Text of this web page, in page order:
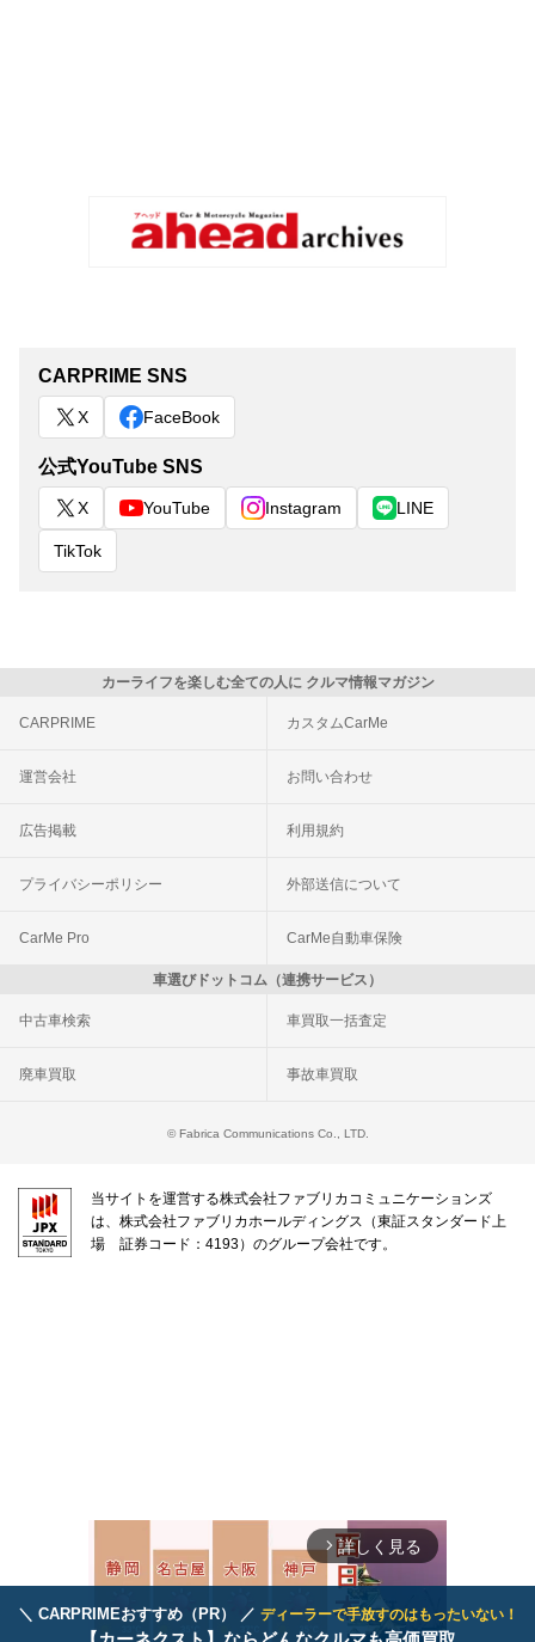
＼ CARPRIMEおすすめ（PR） ／ ディーラーで手放すのはもったいない！
CARPRIME SNS
X FaceBook
公式YouTube SNS
X YouTube Instagram LINE
TikTok
カーライフを楽しむ全ての人に クルマ情報マガジン
CARPRIME カスタムCarMe
運営会社 お問い合わせ
広告掲載 利用規約
プライバシーポリシー 外部送信について
CarMe Pro CarMe自動車保険
車選びドットコム（連携サービス）
中古車検索 車買取一括査定
廃車買取 事故車買取
© Fabrica Communications Co., LTD.
当サイトを運営する株式会社ファブリカコミュニケーションズ
は、株式会社ファブリカホールディングス（東証スタンダード上
場 証券コード：4193）のグループ会社です。
arrow_forward_ios 詳しく見る